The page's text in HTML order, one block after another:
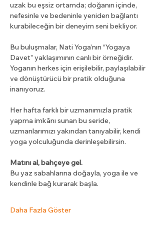
uzak bu eşsiz ortamda; doğanın içinde,
nefesinle ve bedeninle yeniden bağlantı
kurabileceğin bir deneyim seni bekliyor.
Bu buluşmalar, Nati Yoga’nın “Yogaya
Davet” yaklaşımının canlı bir örneğidir.
Yoganın herkes için erişilebilir, paylaşılabilir
ve dönüştürücü bir pratik olduğuna
inanıyoruz.
Her hafta farklı bir uzmanımızla pratik
yapma imkânı sunan bu seride,
uzmanlarımızı yakından tanıyabilir, kendi
yoga yolculuğunda derinleşebilirsin.
Matını al, bahçeye gel.
Bu yaz sabahlarına doğayla, yoga ile ve
kendinle bağ kurarak başla.
Daha Fazla Göster